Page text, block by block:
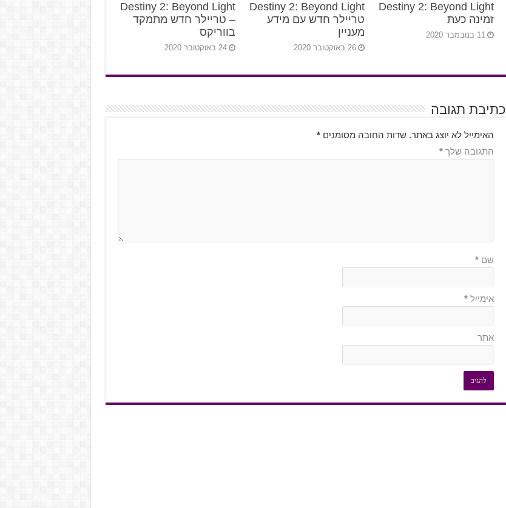
Destiny 2: Beyond Light
זמינה כעת
11 בנובמבר 2020
Destiny 2: Beyond Light
טריילר חדש עם מידע
מעניין
26 באוקטובר 2020
Destiny 2: Beyond Light
– טריילר חדש מתמקד
בווריקס
24 באוקטובר 2020
כתיבת תגובה
האימייל לא יוצג באתר. שדות החובה מסומנים*
התגובה שלך*
שם*
אימייל*
אתר